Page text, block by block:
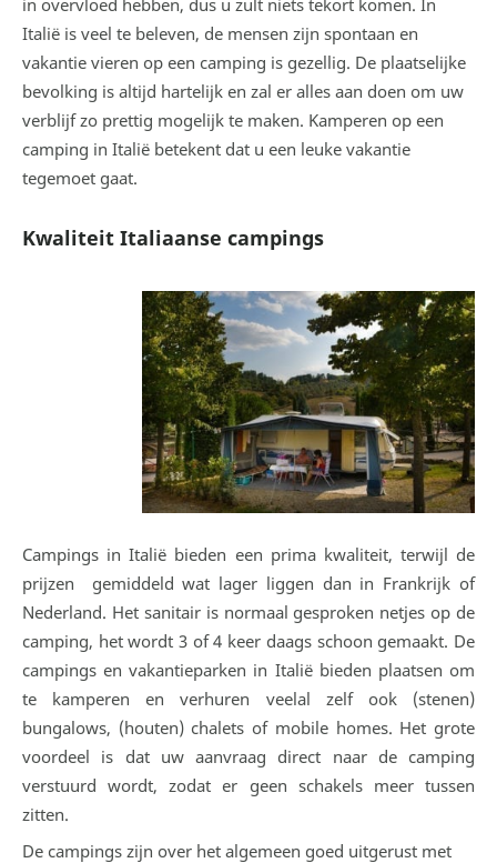
in overvloed hebben, dus u zult niets tekort komen. In
Italië is veel te beleven, de mensen zijn spontaan en
vakantie vieren op een camping is gezellig. De plaatselijke
bevolking is altijd hartelijk en zal er alles aan doen om uw
verblijf zo prettig mogelijk te maken. Kamperen op een
camping in Italië betekent dat u een leuke vakantie
tegemoet gaat.
Kwaliteit Italiaanse campings
Campings in Italië bieden een prima kwaliteit, terwijl de
prijzen gemiddeld wat lager liggen dan in Frankrijk of
Nederland. Het sanitair is normaal gesproken netjes op de
camping, het wordt 3 of 4 keer daags schoon gemaakt. De
campings en vakantieparken in Italië bieden plaatsen om
te kamperen en verhuren veelal zelf ook (stenen)
bungalows, (houten) chalets of mobile homes. Het grote
voordeel is dat uw aanvraag direct naar de camping
verstuurd wordt, zodat er geen schakels meer tussen
zitten.
De campings zijn over het algemeen goed uitgerust met